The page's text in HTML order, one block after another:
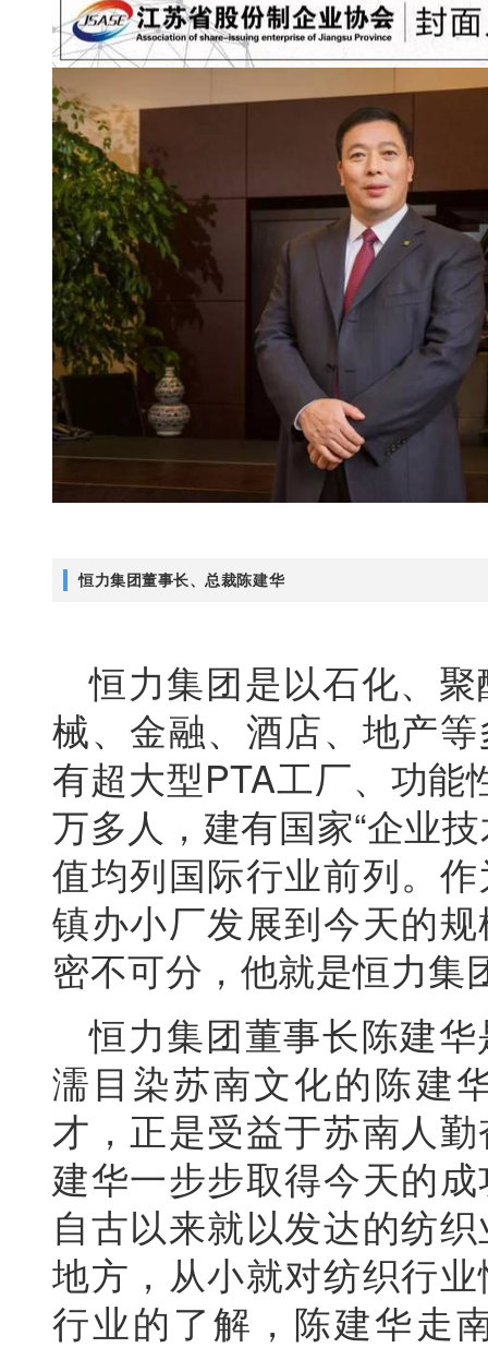
恒力集团董事长、总裁陈建华
恒力集团是以石化、
械、金融、酒店、地产
有超大型PTA工厂、功能
万多人，建有国家“企业
值均列国际行业前列。
镇办小厂发展到今天的
密不可分，他就是恒力集
恒力集团董事长陈建
濡目染苏南文化的陈建
才，正是受益于苏南人
建华一步步取得今天的
自古以来就以发达的纺
地方，从小就对纺织行
行业的了解，陈建华走